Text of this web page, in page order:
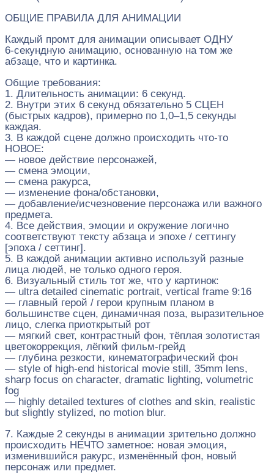
ОБЩИЕ ПРАВИЛА ДЛЯ АНИМАЦИИ
Каждый промт для анимации описывает ОДНУ
6‑секундную анимацию, основанную на том же
абзаце, что и картинка.
Общие требования:
1. Длительность анимации: 6 секунд.
2. Внутри этих 6 секунд обязательно 5 СЦЕН
(быстрых кадров), примерно по 1,0–1,5 секунды
каждая.
3. В каждой сцене должно происходить что‑то
НОВОЕ:
— новое действие персонажей,
— смена эмоции,
— смена ракурса,
— изменение фона/обстановки,
— добавление/исчезновение персонажа или важного
предмета.
4. Все действия, эмоции и окружение логично
соответствуют тексту абзаца и эпохе / сеттингу
[эпоха / сеттинг].
5. В каждой анимации активно используй разные
лица людей, не только одного героя.
6. Визуальный стиль тот же, что у картинок:
— ultra detailed cinematic portrait, vertical frame 9:16
— главный герой / герои крупным планом в
большинстве сцен, динамичная поза, выразительное
лицо, слегка приоткрытый рот
— мягкий свет, контрастный фон, тёплая золотистая
цветокоррекция, лёгкий фильм‑грейд
— глубина резкости, кинематографический фон
— style of high‑end historical movie still, 35mm lens,
sharp focus on character, dramatic lighting, volumetric
fog
— highly detailed textures of clothes and skin, realistic
but slightly stylized, no motion blur.
7. Каждые 2 секунды в анимации зрительно должно
происходить НЕЧТО заметное: новая эмоция,
изменившийся ракурс, изменённый фон, новый
персонаж или предмет.